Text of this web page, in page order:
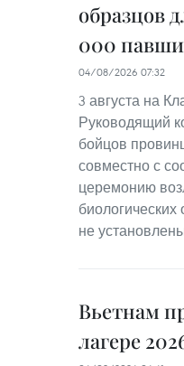
образцов
000
04/08/2026 07:32
3 августа на
Руководящий
бойцов
совместно с
церемонию
не
Вьетнам
лагере